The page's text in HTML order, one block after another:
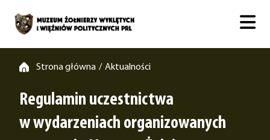
Strona główna / Aktualności
Regulamin uczestnictwa
w wydarzeniach organizowanych